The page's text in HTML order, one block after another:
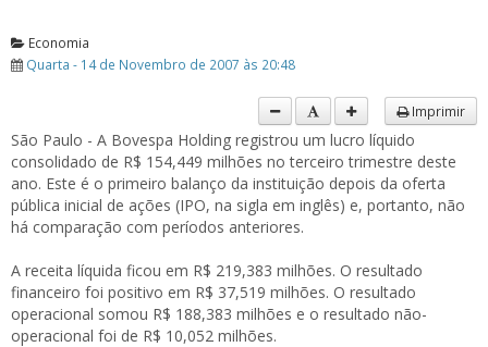
Economia
Quarta - 14 de Novembro de 2007 às 20:48
Imprimir
São Paulo - A Bovespa Holding registrou um lucro líquido
consolidado de R$ 154,449 milhões no terceiro trimestre deste
ano. Este é o primeiro balanço da instituição depois da oferta
pública inicial de ações (IPO, na sigla em inglês) e, portanto, não
há comparação com períodos anteriores.
A receita líquida ficou em R$ 219,383 milhões. O resultado
financeiro foi positivo em R$ 37,519 milhões. O resultado
operacional somou R$ 188,383 milhões e o resultado não-
operacional foi de R$ 10,052 milhões.